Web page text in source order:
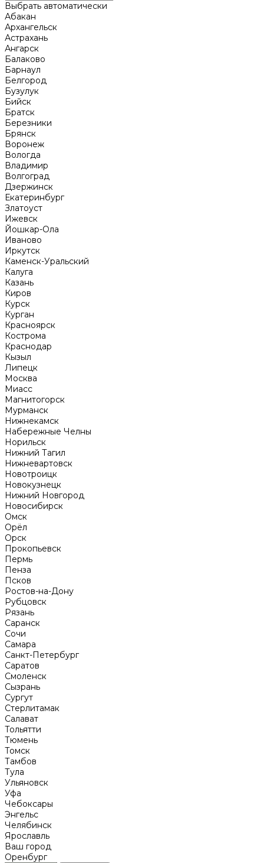
Выбрать автоматически
Абакан
Архангельск
Астрахань
Ангарск
Балаково
Барнаул
Белгород
Бузулук
Бийск
Братск
Березники
Брянск
Воронеж
Вологда
Владимир
Волгоград
Дзержинск
Екатеринбург
Златоуст
Ижевск
Йошкар-Ола
Иваново
Иркутск
Каменск-Уральский
Калуга
Казань
Киров
Курск
Курган
Красноярск
Кострома
Краснодар
Кызыл
Липецк
Москва
Миасс
Магнитогорск
Мурманск
Нижнекамск
Набережные Челны
Норильск
Нижний Тагил
Нижневартовск
Новотроицк
Новокузнецк
Нижний Новгород
Новосибирск
Омск
Орёл
Орск
Прокопьевск
Пермь
Пенза
Псков
Ростов-на-Дону
Рубцовск
Рязань
Саранск
Сочи
Самара
Санкт-Петербург
Саратов
Смоленск
Сызрань
Сургут
Стерлитамак
Салават
Тольятти
Тюмень
Томск
Тамбов
Тула
Ульяновск
Уфа
Чебоксары
Энгельс
Челябинск
Ярославль
Ваш город
Оренбург